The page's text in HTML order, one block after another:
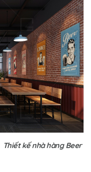
Thiết kế nhà hàng Beer